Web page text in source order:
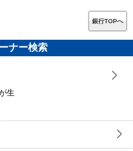
銀行TOPへ
ナー検索
生